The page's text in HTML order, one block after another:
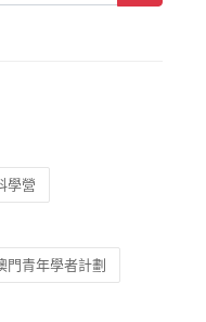
學營
門青年學者計劃